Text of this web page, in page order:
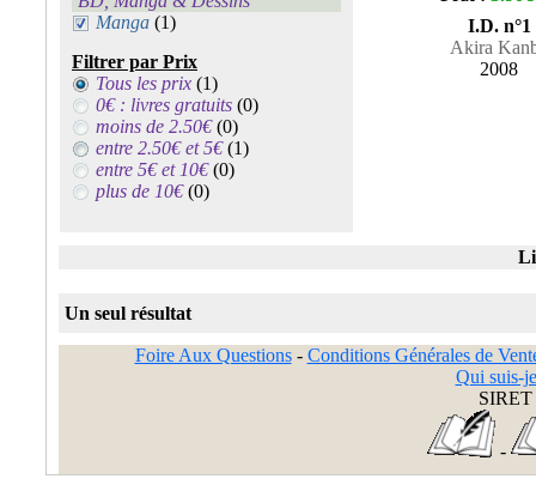
Manga (1)
Filtrer par Prix
Tous les prix (1)
0€ : livres gratuits (0)
moins de 2.50€(0)
entre 2.50€ et 5€(1)
entre 5€ et 10€(0)
plus de 10€(0)
I.D. n°1
Akira
2008
Un seul résultat
Foire Aux Questions- Conditions Générales de
Qui suis-
SIRET
-